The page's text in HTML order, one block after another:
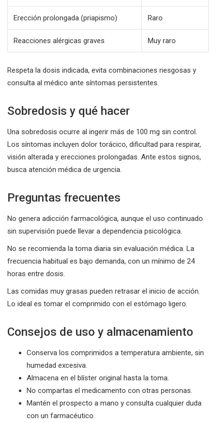
Erección prolongada (priapismo) Raro
Reacciones alérgicas graves Muy raro
Respeta la dosis indicada, evita combinaciones riesgosas y
consulta al médico ante síntomas persistentes.
Sobredosis y qué hacer
Una sobredosis ocurre al ingerir más de 100 mg sin control.
Los síntomas incluyen dolor torácico, dificultad para respirar,
visión alterada y erecciones prolongadas. Ante estos signos,
busca atención médica de urgencia.
Preguntas frecuentes
No genera adicción farmacológica, aunque el uso continuado
sin supervisión puede llevar a dependencia psicológica.
No se recomienda la toma diaria sin evaluación médica. La
frecuencia habitual es bajo demanda, con un mínimo de 24
horas entre dosis.
Las comidas muy grasas pueden retrasar el inicio de acción.
Lo ideal es tomar el comprimido con el estómago ligero.
Consejos de uso y almacenamiento
Conserva los comprimidos a temperatura ambiente, sin
humedad excesiva.
Almacena en el blíster original hasta la toma.
No compartas el medicamento con otras personas.
Mantén el prospecto a mano y consulta cualquier duda
con un farmacéutico.